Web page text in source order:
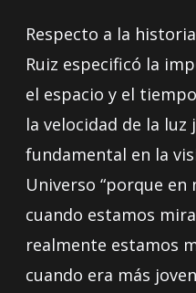
Respecto a la
Ruiz especificó la
el espacio y el
la velocidad de la luz
fundamental en la
Universo “porque
cuando estamos
realmente estamos
cuando era más